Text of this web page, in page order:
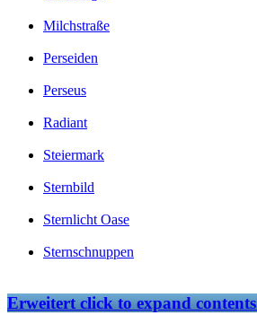
Milchstraße
Perseiden
Perseus
Radiant
Steiermark
Sternbild
Sternlicht Oase
Sternschnuppen
Erweitertclick to expand contents